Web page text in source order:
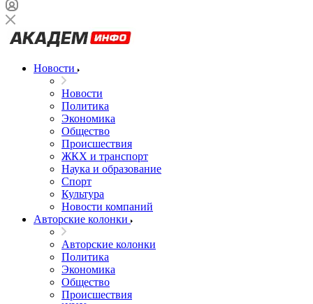
Новости
Новости
Политика
Экономика
Общество
Происшествия
ЖКХ и транспорт
Наука и образование
Спорт
Культура
Новости компаний
Авторские колонки
Авторские колонки
Политика
Экономика
Общество
Происшествия